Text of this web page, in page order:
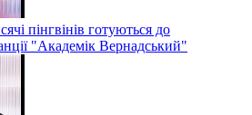
мешканці Луцька створили